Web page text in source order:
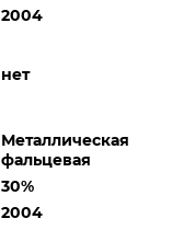
2004
нет
Металлическая
фальцевая
30%
2004